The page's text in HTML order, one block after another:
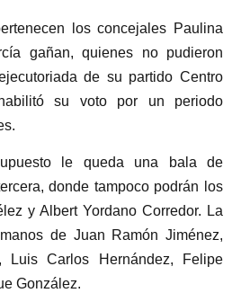
los concejales Paulina
gañan, quienes no pudieron
de su partido Centro
su voto por un periodo
le queda una bala de
donde tampoco podrán los
y Albert Yordano Corredor. La
de Juan Ramón Jiménez,
Luis Carlos Hernández, Felipe
González.